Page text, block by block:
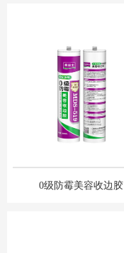
0级防霉美容收边胶